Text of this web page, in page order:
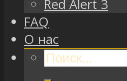
Red Alert 3
FAQ
О нас